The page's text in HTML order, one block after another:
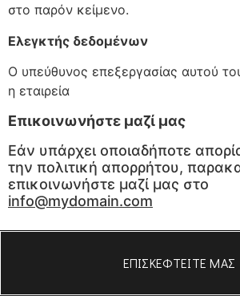
στο παρόν κείμενο.
Ελεγκτής δεδομένων
Ο υπεύθυνος επεξεργασίας αυτού
η εταιρεία
Επικοινωνήστε μαζί μας
Εάν υπάρχει οποιαδήποτε
την πολιτική απορρήτου,
επικοινωνήστε μαζί μας στο
info@mydomain.com
ΕΠΙΣΚΕΦΤΕΙΤΕ ΜΑΣ